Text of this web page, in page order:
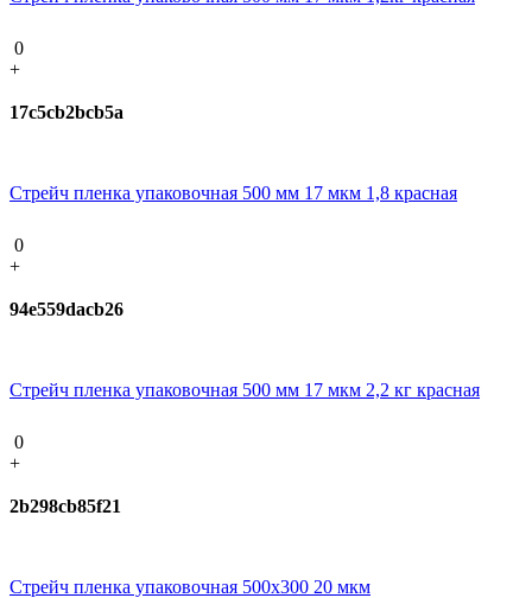
0
+
17c5cb2bcb5a
Стрейч пленка упаковочная 500 мм 17 мкм 1,8 красная
0
+
94e559dacb26
Стрейч пленка упаковочная 500 мм 17 мкм 2,2 кг красная
0
+
2b298cb85f21
Стрейч пленка упаковочная 500х300 20 мкм